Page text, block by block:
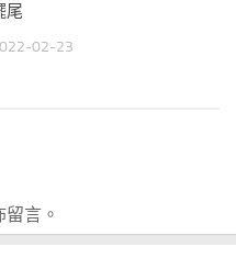
尾
02-23
言。